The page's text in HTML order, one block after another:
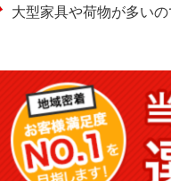
大型家具や荷物が多いの